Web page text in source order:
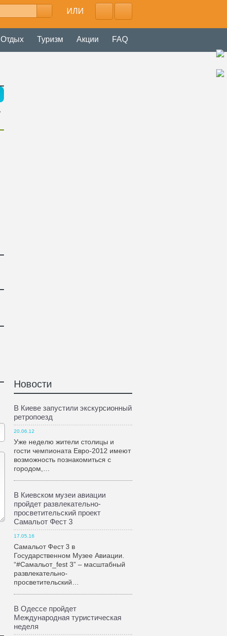
ИЛИ
Отдых Туризм Акции FAQ
Новости
В Киеве запустили экскурсионный
ретропоезд
20.06.12
Уже неделю жители столицы и
гости чемпионата Евро-2012 имеют
возможность познакомиться с
городом,…
В Киевском музеи авиации
пройдет развлекательно-
просветительский проект
Самальот Фест 3
17.05.16
Самальот Фест 3 в
Государственном Музее Авиации.
“#Самальот_fest 3” – масштабный
развлекательно-
просветительский…
В Одессе пройдет
Международная туристическая
неделя